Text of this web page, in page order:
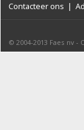
Contacteer ons |
© 2004-2013 Faes nv -